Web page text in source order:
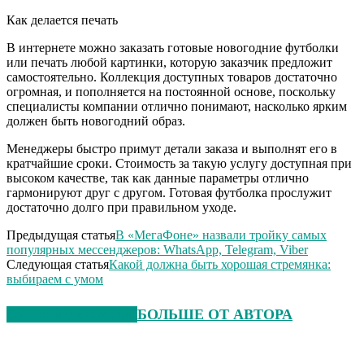
Как делается печать
В интернете можно заказать готовые новогодние футболки
или печать любой картинки, которую заказчик предложит
самостоятельно. Коллекция доступных товаров достаточно
огромная, и пополняется на постоянной основе, поскольку
специалисты компании отлично понимают, насколько ярким
должен быть новогодний образ.
Менеджеры быстро примут детали заказа и выполнят его в
кратчайшие сроки. Стоимость за такую услугу доступная при
высоком качестве, так как данные параметры отлично
гармонируют друг с другом. Готовая футболка прослужит
достаточно долго при правильном уходе.
Предыдущая статьяВ «МегаФоне» назвали тройку самых
популярных мессенджеров: WhatsApp, Telegram, Viber
Следующая статьяКакой должна быть хорошая стремянка:
выбираем с умом
БОЛЬШЕ ОТ АВТОРА